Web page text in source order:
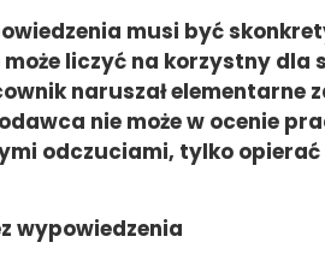
musi być
liczyć na korzystny dla
naruszał elementarne
nie może w ocenie
odczuciami, tylko opierać
wypowiedzenia